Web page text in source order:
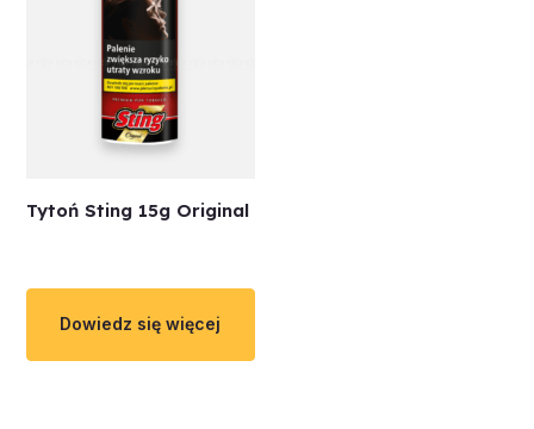
Tytoń Sting 15g Original
Dowiedz się więcej